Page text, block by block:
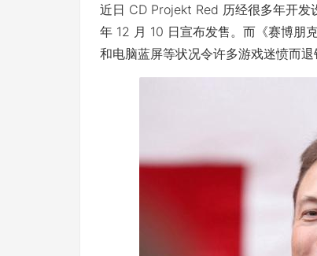
近日 CD Projekt Red 历经很多年开
年 12 月 10 日宣布发售。而《赛博朋
和电脑蓝屏等状况令许多游戏迷愤而退